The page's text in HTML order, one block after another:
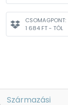
CSOMAGPONT:
1 684 FT - TÓL
Származási